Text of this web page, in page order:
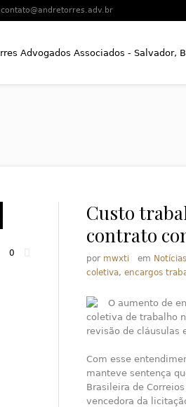
contato@andretorres.adv.br
0
Custo
contrato
por mwxti em Notícias
coletiva, encargos
O aumento de
coletiva de trabalho
revisão de cláusulas
Com esse
manteve sentença
Brasileira de
vencedora da